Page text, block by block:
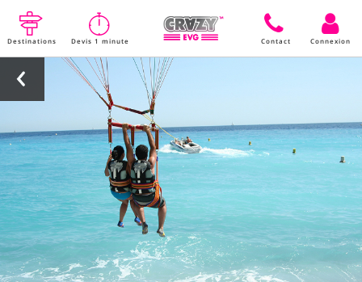
Destinations Devis 1 minute Contact Connexion